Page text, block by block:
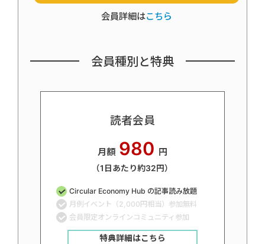
会員詳細はこちら
会員種別と特典
読者会員
月額 980 円
（1日あたり約32円）
Circular Economy Hub の記事読み放題
月例イベント（2,000円相当）参加無料
会員限定オンラインコミュニティ参加
特典詳細はこちら